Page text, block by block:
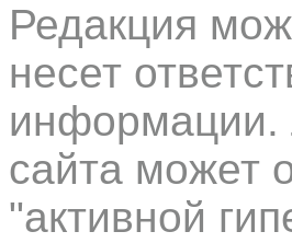
Редакция
несет
информации.
сайта может
"активной